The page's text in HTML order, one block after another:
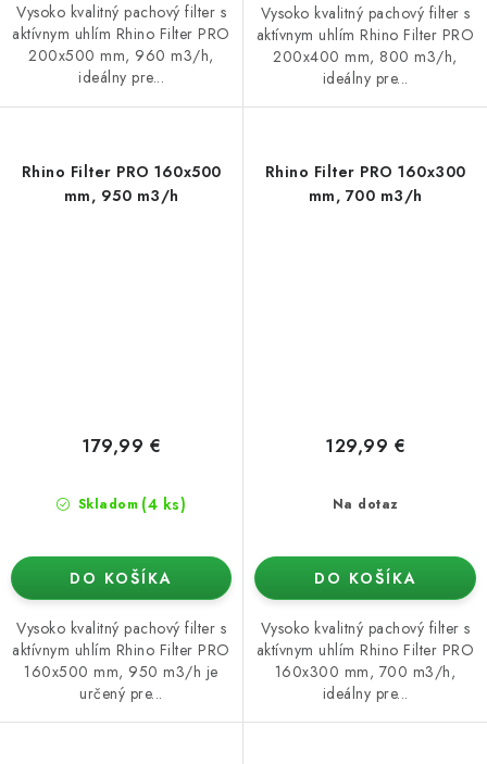
Vysoko kvalitný pachový filter s
aktívnym uhlím Rhino Filter PRO
200x500 mm, 960 m3/h,
ideálny pre...
Vysoko kvalitný pachový filter s
aktívnym uhlím Rhino Filter PRO
200x400 mm, 800 m3/h,
ideálny pre...
Rhino Filter PRO 160x500
mm, 950 m3/h
Skladom (4 ks)
179,99 €
DO KOŠÍKA
Vysoko kvalitný pachový filter s
aktívnym uhlím Rhino Filter PRO
160x500 mm, 950 m3/h je
určený pre...
Rhino Filter PRO 160x300
mm, 700 m3/h
Na dotaz
129,99 €
DO KOŠÍKA
Vysoko kvalitný pachový filter s
aktívnym uhlím Rhino Filter PRO
160x300 mm, 700 m3/h,
ideálny pre...